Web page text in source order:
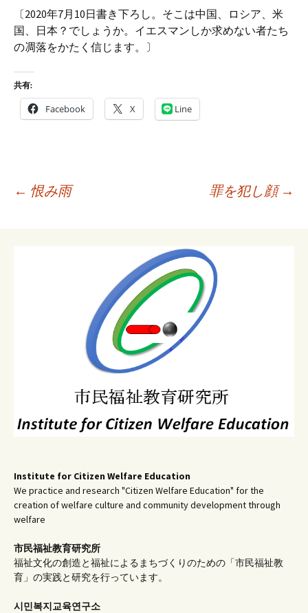
〔2020年7月10日書き下ろし。そこは中国、ロシア、米
国、日本？でしょうか。イエスマンしか求めない者たち
の凋落をかたく信じます。〕
共有:
Facebook X Line
← 恨み雨 罪を犯し顔 →
Institute for Citizen Welfare Education
We practice and research "Citizen Welfare Education" for the
creation of welfare culture and community development through
welfare
市民福祉教育研究所
福祉文化の創造と福祉によるまちづくりのための「市民福祉教
育」の実践と研究を行っています。
시민복지교육연구소